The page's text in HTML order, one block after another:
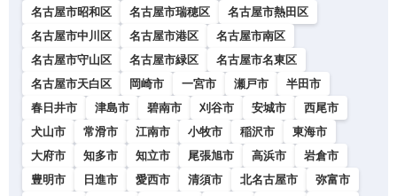
名古屋市昭和区
名古屋市瑞穂区
名古屋市熱田区
名古屋市中川区
名古屋市港区
名古屋市南区
名古屋市守山区
名古屋市緑区
名古屋市名東区
名古屋市天白区
岡崎市 一宮市 瀬戸市
半田市
春日井市
津島市 碧南市 刈谷市 安城市
西尾市
犬山市
常滑市 江南市 小牧市 稲沢市
東海市
大府市
知多市 知立市 尾張旭市 高浜市
岩倉市
豊明市
日進市 愛西市 清須市 北名古屋市
弥富市